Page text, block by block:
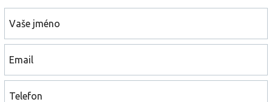
Vaše jméno
Email
Telefon